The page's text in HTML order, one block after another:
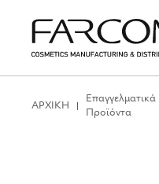
ΑΡΧΙΚΗ
Επαγγελματικά
Προϊόντα